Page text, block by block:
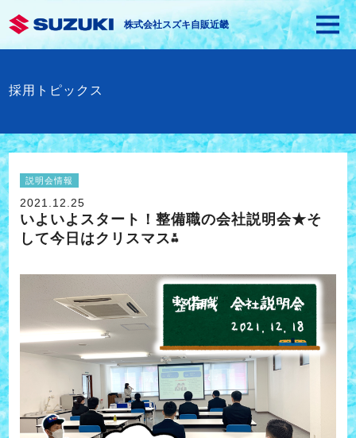
株式会社スズキ自販近畿
採用トピックス
説明会情報
2021.12.25
いよいよスタート！整備職の会社説明会★そ
して今日はクリスマス⁂